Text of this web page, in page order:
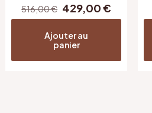
516,00€ Le
prix
initial
était :
516,00 €.
429,00€
prix
Ajouter au
panier